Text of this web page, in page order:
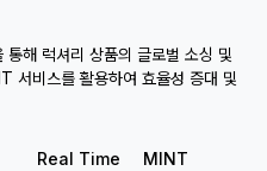
해 럭셔리 상품의 글로벌 소싱 및
서비스를 활용하여 효율성 증대 및
Real Time
MINT